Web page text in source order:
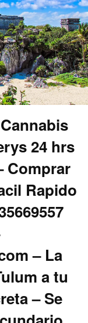
24 hrs
Comprar
Rapido
– La
a tu
– Se